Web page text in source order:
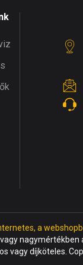
a
vagy díjköteles.